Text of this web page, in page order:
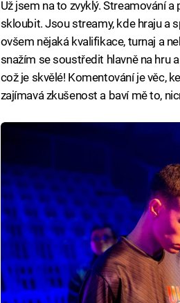
Už jsem na to zvyklý. Streamování
skloubit. Jsou streamy, kde hraju a
ovšem nějaká kvalifikace, turnaj a
snažím se soustředit hlavně na hru
což je skvělé! Komentování je věc,
zajímavá zkušenost a baví mě to,